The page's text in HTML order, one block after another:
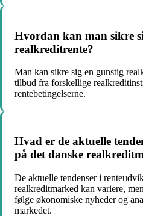
Hvordan kan man sikre
realkreditrente?
Man kan sikre sig en gunstig
tilbud fra forskellige
rentebetingelserne.
Hvad er de aktuelle
på det danske
De aktuelle tendenser i
realkreditmarked kan variere,
følge økonomiske nyheder og
markedet.